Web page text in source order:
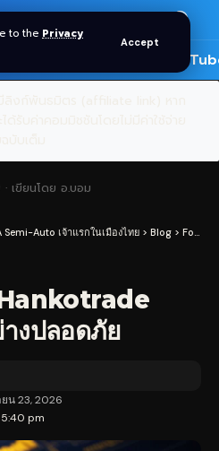
to the Privacy
Accept
🎬
· เขียนโดย อ.บอม
Auto เจ้าแรกในเมืองไทย > Blog > Forex
Hankotrade
งปลอดภัย
pm
น 23, 2026